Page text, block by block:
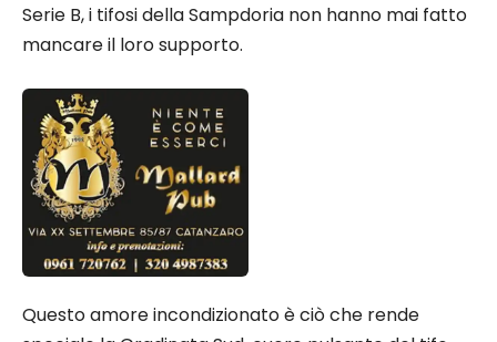
Serie B, i tifosi della Sampdoria non hanno mai fatto
mancare il loro supporto.
Questo amore incondizionato è ciò che rende